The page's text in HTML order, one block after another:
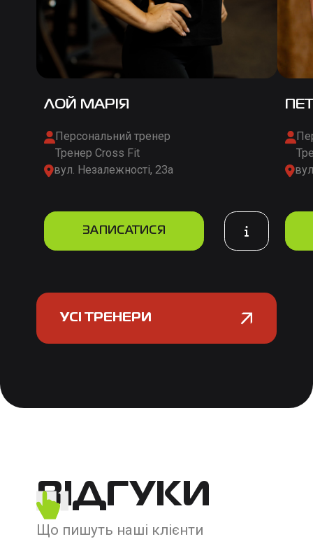
ЛОЙ МАРІЯ
 Персональний тренер
Тренер Cross Fit
вул. Незалежності, 23а
ЗАПИСАТИСЯ 


УСІ ТРЕНЕРИ
ВІДГУКИ
Що пишуть наші клієнти